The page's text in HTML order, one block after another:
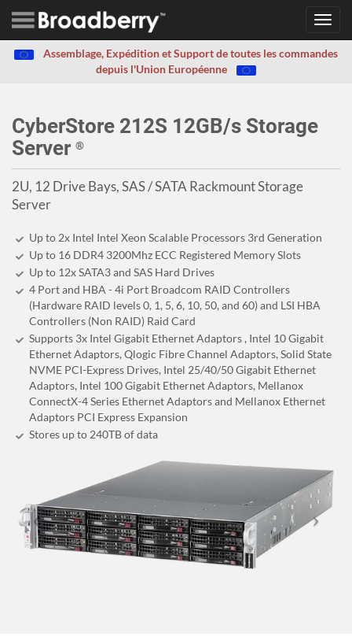
Assemblage, Expédition et Support de toutes les commandes
depuis l'Union Européenne
CyberStore 212S 12GB/s Storage
Server ®
2U, 12 Drive Bays, SAS / SATA Rackmount Storage
Server
Up to 2x Intel Intel Xeon Scalable Processors 3rd Generation
Up to 16 DDR4 3200Mhz ECC Registered Memory Slots
Up to 12x SATA3 and SAS Hard Drives
4 Port and HBA - 4i Port Broadcom RAID Controllers
(Hardware RAID levels 0, 1, 5, 6, 10, 50, and 60) and LSI HBA
Controllers (Non RAID) Raid Card
Supports 3x Intel Gigabit Ethernet Adaptors , Intel 10 Gigabit
Ethernet Adaptors, Qlogic Fibre Channel Adaptors, Solid State
NVME PCI-Express Drives, Intel 25/40/50 Gigabit Ethernet
Adaptors, Intel 100 Gigabit Ethernet Adaptors, Mellanox
ConnectX-4 Series Ethernet Adaptors and Mellanox Ethernet
Adaptors PCI Express Expansion
Stores up to 240TBof data